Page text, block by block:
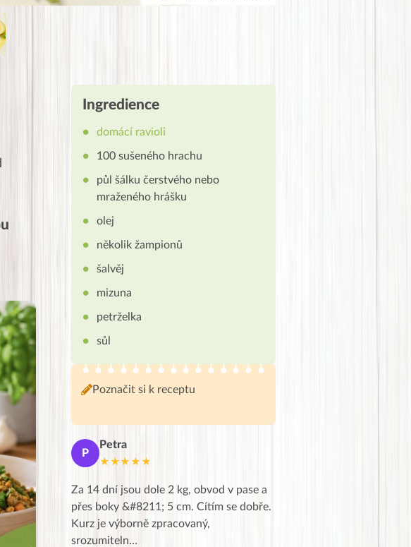
Ingredience
domácí ravioli
100 sušeného hrachu
půl šálku čerstvého nebo
mraženého hrášku
olej
několik žampionů
šalvěj
mizuna
petrželka
sůl
Poznačit si k receptu
pátek,
a
a Gábi!! 👏
P
Petra
★★★★★
Za 14 dní jsou dole 2 kg, obvod v pase a
přes boky &#8211; 5 cm. Cítím se dobře.
Kurz je výborně zpracovaný,
srozumiteln…